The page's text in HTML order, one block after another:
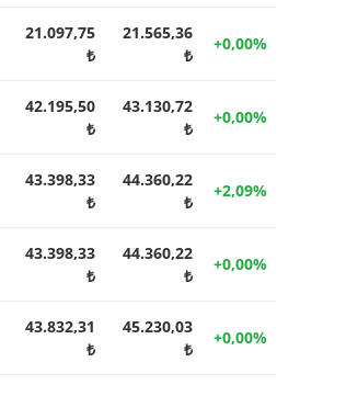
21.097,75
₺
21.565,36
₺
+0,00%
42.195,50
₺
43.130,72
₺
+0,00%
43.398,33
₺
44.360,22
₺
+2,09%
43.398,33
₺
44.360,22
₺
+0,00%
43.832,31
₺
45.230,03
₺
+0,00%